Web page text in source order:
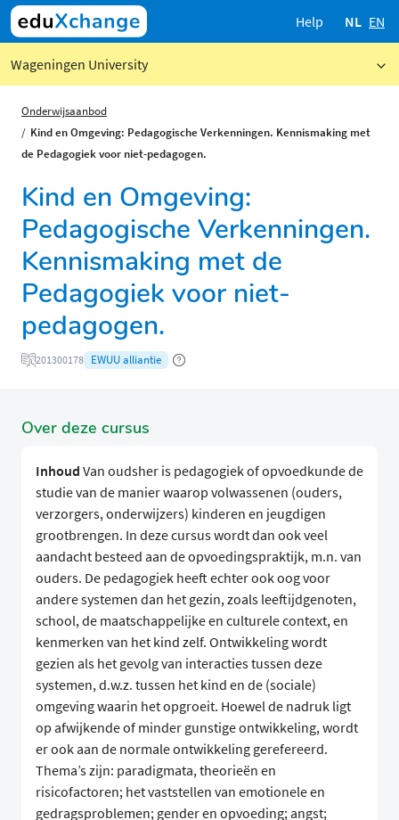
Help NL EN
Wageningen University
Onderwijsaanbod
Kind en Omgeving: Pedagogische Verkenningen. Kennismaking met
de Pedagogiek voor niet-pedagogen.
Kind en Omgeving:
Pedagogische Verkenningen.
Kennismaking met de
Pedagogiek voor niet-
pedagogen.
201300178 EWUU alliantie
Over deze cursus
Inhoud Van oudsher is pedagogiek of opvoedkunde de
studie van de manier waarop volwassenen (ouders,
verzorgers, onderwijzers) kinderen en jeugdigen
grootbrengen. In deze cursus wordt dan ook veel
aandacht besteed aan de opvoedingspraktijk, m.n. van
ouders. De pedagogiek heeft echter ook oog voor
andere systemen dan het gezin, zoals leeftijdgenoten,
school, de maatschappelijke en culturele context, en
kenmerken van het kind zelf. Ontwikkeling wordt
gezien als het gevolg van interacties tussen deze
systemen, d.w.z. tussen het kind en de (sociale)
omgeving waarin het opgroeit. Hoewel de nadruk ligt
op afwijkende of minder gunstige ontwikkeling, wordt
er ook aan de normale ontwikkeling gerefereerd.
Thema’s zijn: paradigmata, theorieën en
risicofactoren; het vaststellen van emotionele en
gedragsproblemen; gender en opvoeding; angst;